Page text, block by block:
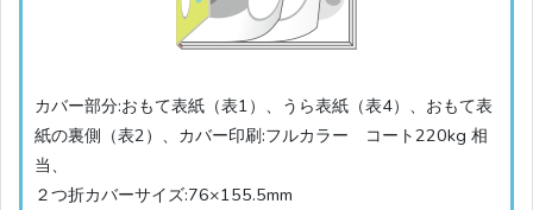
カバー部分:おもて表紙（表1）、うら表紙（表4）、おもて表
紙の裏側（表2）、カバー印刷:フルカラー コート220kg 相
当、
２つ折カバーサイズ:76×155.5mm